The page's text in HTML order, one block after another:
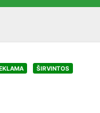
ŠIRVINTOS